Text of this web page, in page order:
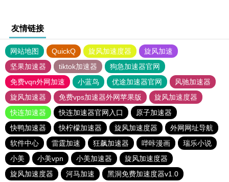
友情链接
网站地图 QuickQ 旋风加速度器
旋风加速
坚果加速器
tiktok加速器
狗急加速器官网
免费vqn外网加速
小蓝鸟 优途加速器官网
风驰加速器
旋风加速器
免费vps加速器外网苹果版
旋风加速度器
快连加速器
快连加速器官网入口
原子加速器
快鸭加速器
快柠檬加速器 旋风加速度器
外网网址导航
软件中心
雷霆加速 狂飙加速器 哔咔漫画
瑞乐小说
小美
小美vpn 小美加速器
旋风加速度器
旋风加速度器
河马加速 黑洞免费加速度器v1.0